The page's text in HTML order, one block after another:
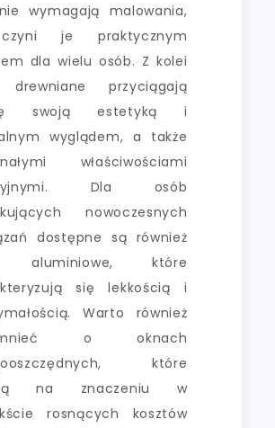
wymagają malowania,
je praktycznym
dla wielu osób. Z kolei
drewniane przyciągają
swoją estetyką i
wyglądem, a także
właściwościami
Dla osób
nowoczesnych
dostępne są również
aluminiowe, które
się lekkością i
Warto również
o oknach
które
na znaczeniu w
rosnących kosztów